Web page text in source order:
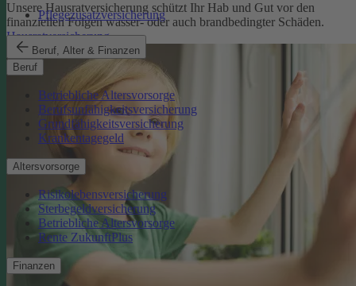
Pflegezusatzversicherung
Beruf, Alter & Finanzen
Beruf
Betriebliche Altersvorsorge
Berufsunfähigkeitsversicherung
Grundfähigkeitsversicherung
Krankentagegeld
Altersvorsorge
Risikolebensversicherung
Sterbegeldversicherung
Betriebliche Altersvorsorge
Rente ZukunftPlus
Finanzen
Unsere Hausratversicherung schützt Ihr Hab und Gut vor den
finanziellen Folgen wasser- oder auch brandbedingter Schäden.
Hausratversicherung